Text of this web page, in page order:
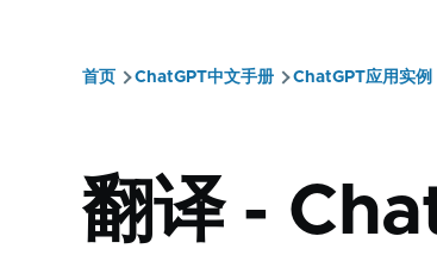
包
屑
首页 ChatGPT中文手册 ChatGPT应用实例
翻译 -